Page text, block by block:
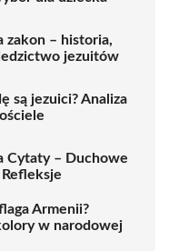
zakon – historia,
jezuitów
są jezuici? Analiza
Cytaty – Duchowe
Armenii?
w narodowej